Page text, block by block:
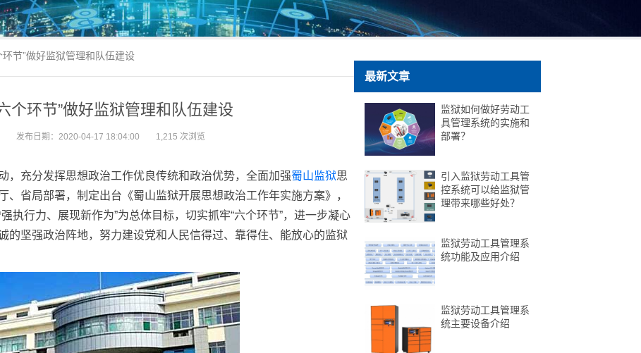
节”做好监狱管理和队伍建设
个环节”做好监狱管理和队伍建设
发布日期：2020-04-17 18:04:00 1,215 次浏览
，充分发挥思想政治工作优良传统和政治优势，全面加强蜀山监狱思
省局部署，制定出台《蜀山监狱开展思想政治工作年实施方案》，
执行力、展现新作为”为总体目标，切实抓牢“六个环节”，进一步凝心
的坚强政治阵地，努力建设党和人民信得过、靠得住、能放心的监狱
最新文章
监狱如何做好劳动工
具管理系统的实施和
部署？
引入监狱劳动工具管
控系统可以给监狱管
理带来哪些好处？
监狱劳动工具管理系
统功能及应用介绍
监狱劳动工具管理系
统主要设备介绍